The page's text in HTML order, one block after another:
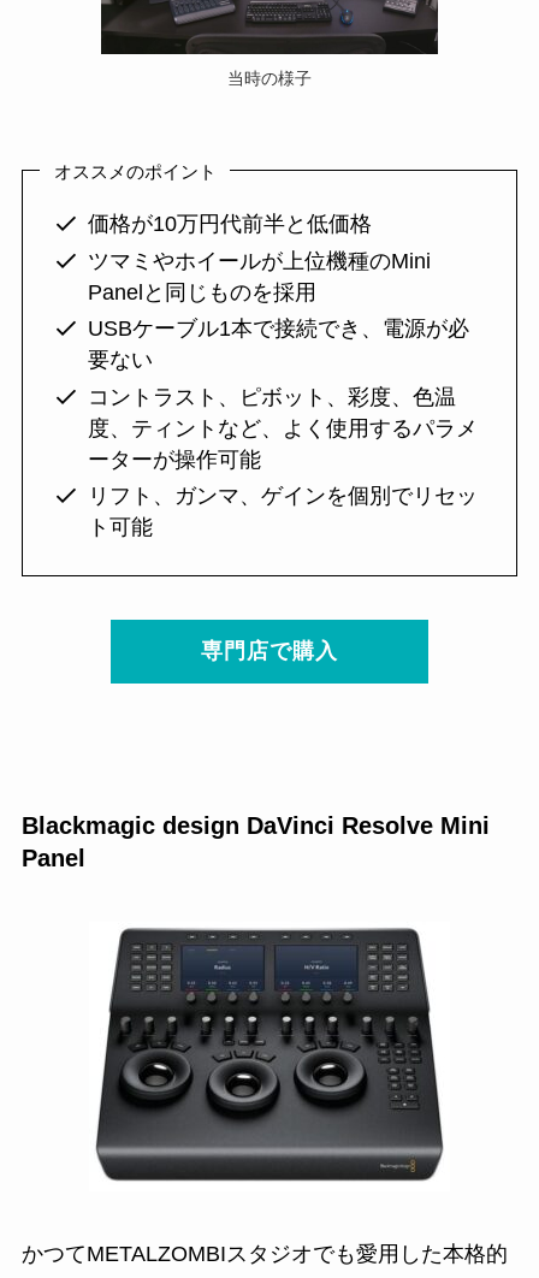
当時の様子
オススメのポイント
価格が10万円代前半と低価格
ツマミやホイールが上位機種のMini
Panelと同じものを採用
USBケーブル1本で接続でき、電源が必
要ない
コントラスト、ピボット、彩度、色温
度、ティントなど、よく使用するパラメ
ーターが操作可能
リフト、ガンマ、ゲインを個別でリセッ
ト可能
専門店で購入
Blackmagic design DaVinci Resolve Mini
Panel
かつてMETALZOMBIスタジオでも愛用した本格的